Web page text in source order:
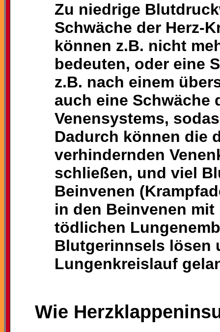
Zu niedrige
Schwäche der Herz-
können z.B. nicht
bedeuten, oder eine
z.B. nach einem
auch eine Schwäche
Venensystems,
Dadurch können die
verhindernden
schließen, und viel
Beinvenen
in den Beinvenen
tödlichen
Blutgerinnsels lösen
Lungenkreislauf
Wie